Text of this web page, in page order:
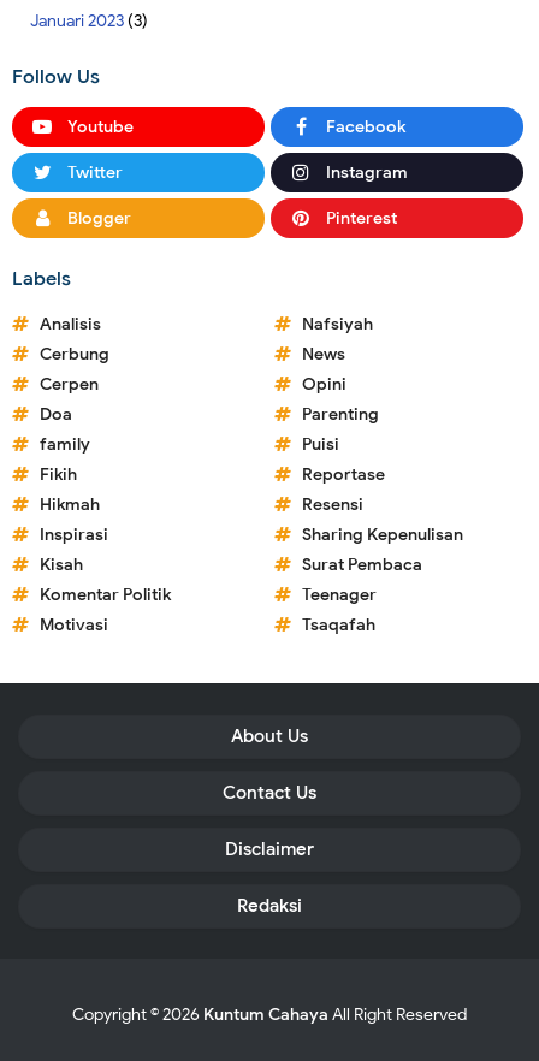
Januari 2023(3)
Follow Us
Youtube Facebook
Twitter Instagram
Blogger Pinterest
Labels
Analisis
Cerbung
Cerpen
Doa
family
Fikih
Hikmah
Inspirasi
Kisah
Komentar Politik
Motivasi
Nafsiyah
News
Opini
Parenting
Puisi
Reportase
Resensi
Sharing Kepenulisan
Surat Pembaca
Teenager
Tsaqafah
About Us
Contact Us
Disclaimer
Redaksi
Copyright ©2026 Kuntum Cahaya All Right Reserved